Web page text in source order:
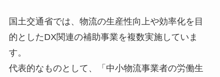
国土交通省では、物流の生産性向上や効率化を目
的としたDX関連の補助事業を複数実施していま
す。
代表的なものとして、「中小物流事業者の労働生